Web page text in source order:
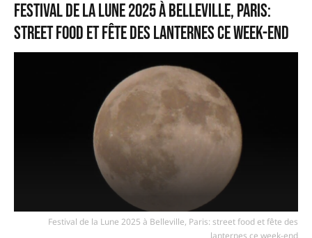
Festival de la Lune 2025 à Belleville, Paris:
street food et fête des lanternes ce week-end
Festival de la Lune 2025 à Belleville, Paris: street food et fête des